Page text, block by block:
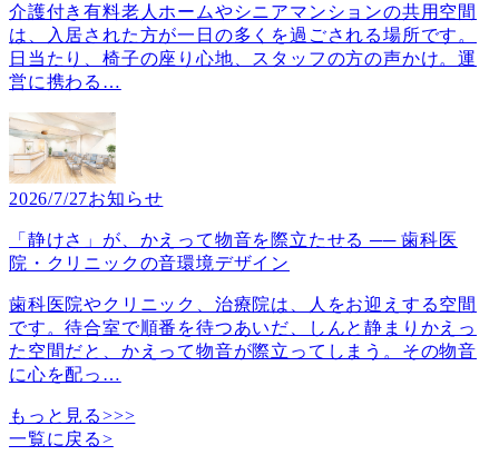
介護付き有料老人ホームやシニアマンションの共用空間
は、入居された方が一日の多くを過ごされる場所です。
日当たり、椅子の座り心地、スタッフの方の声かけ。運
営に携わる …
2026/7/27お知らせ
「静けさ」が、かえって物音を際立たせる ── 歯科医
院・クリニックの音環境デザイン
歯科医院やクリニック、治療院は、人をお迎えする空間
です。待合室で順番を待つあいだ、しんと静まりかえっ
た空間だと、かえって物音が際立ってしまう。その物音
に心を配っ …
もっと見る>>>
一覧に戻る>